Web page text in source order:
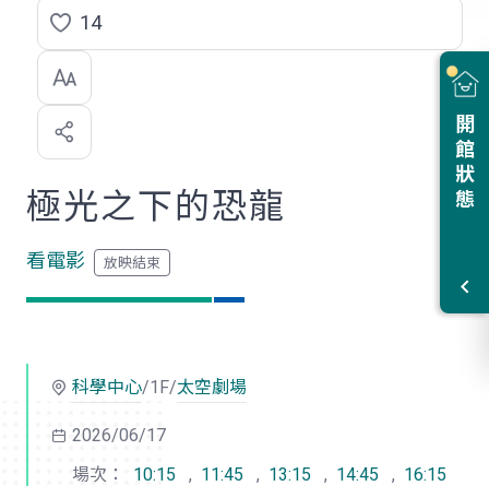
開館狀態
點
選
喜
歡
14
極光之下的恐龍
看電影
科學中心/1F/太空劇場
2026/06/17
場次：
10:15 , 11:45 , 13:15 , 14:45 , 16:15